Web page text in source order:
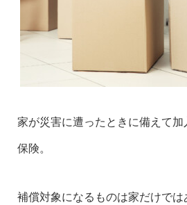
家が災害に遭ったときに備えて加
保険。
補償対象になるものは家だけでは